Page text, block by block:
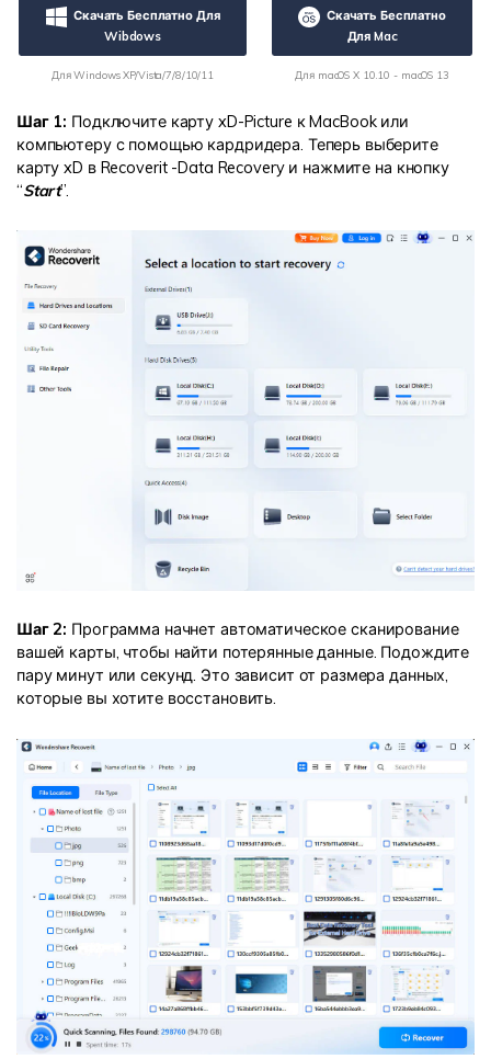
Скачать Бесплатно Для
Wibdows
Для Windows XP/Vista/7/8/10/11
Скачать Бесплатно
Для Mac
Для macOS X 10.10 - macOS 13
Шаг 1: Подключите карту xD-Picture к MacBook или
компьютеру с помощью кардридера. Теперь выберите
карту xD в Recoverit -Data Recovery и нажмите на кнопку
“Start”.
Шаг 2: Программа начнет автоматическое сканирование
вашей карты, чтобы найти потерянные данные. Подождите
пару минут или секунд. Это зависит от размера данных,
которые вы хотите восстановить.